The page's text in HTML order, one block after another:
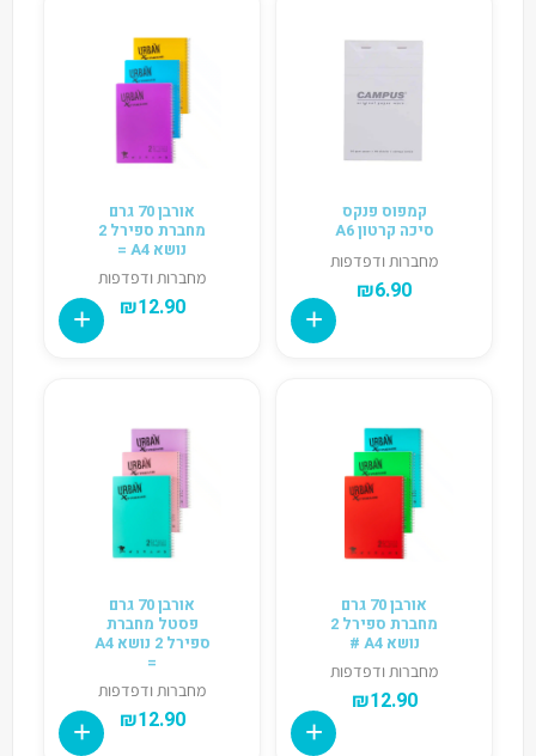
קמפוס פנקס
סיכה קרטון A6
מחברות ודפדפות
₪6.90
אורבן 70 גרם
מחברת ספירל 2
נושא A4 =
מחברות ודפדפות
₪12.90
אורבן 70 גרם
מחברת ספירל 2
נושא A4 #
מחברות ודפדפות
₪12.90
אורבן 70 גרם
פסטל מחברת
ספירל 2 נושא A4
=
מחברות ודפדפות
₪12.90